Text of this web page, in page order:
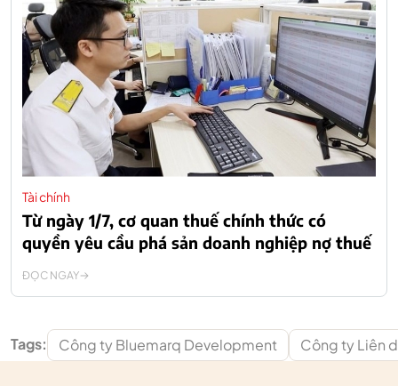
Tài chính
Từ ngày 1/7, cơ quan thuế chính thức có
quyền yêu cầu phá sản doanh nghiệp nợ thuế
ĐỌC NGAY
Tags: Công ty Bluemarq Development Công ty Liên